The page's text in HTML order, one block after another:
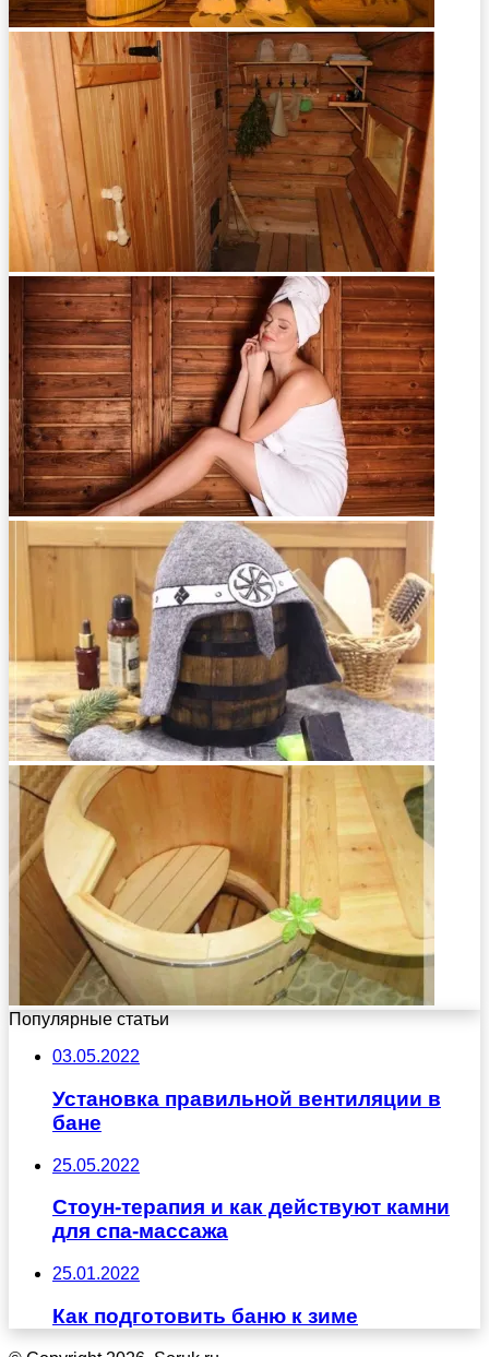
Популярные статьи
03.05.2022
Установка правильной вентиляции в
бане
25.05.2022
Стоун-терапия и как действуют камни
для спа-массажа
25.01.2022
Как подготовить баню к зиме